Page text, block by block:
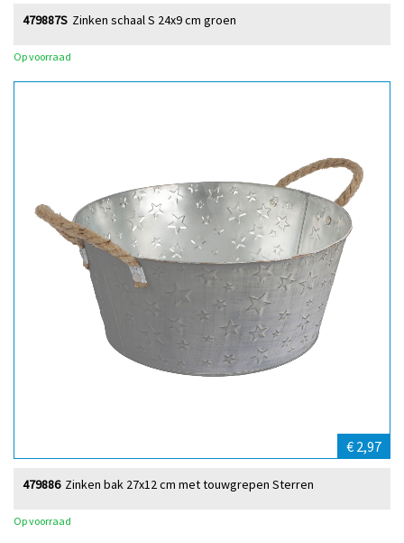
Zinken schaal S 24x9 cm groen
479887S
Op voorraad
€ 2,97
Zinken bak 27x12 cm met touwgrepen Sterren
479886
Op voorraad